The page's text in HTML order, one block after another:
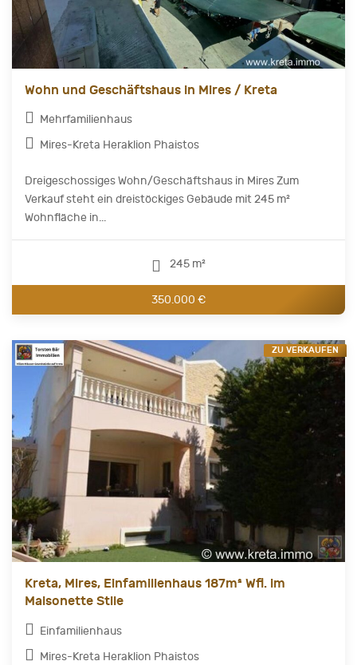
Wohn und Geschäftshaus in Mires / Kreta
Mehrfamilienhaus
Mires-Kreta Heraklion Phaistos
Dreigeschossiges Wohn/Geschäftshaus in Mires Zum
Verkauf steht ein dreistöckiges Gebäude mit 245 m²
Wohnfläche in...
245 m²
350.000 €
Kreta, Mires, Einfamilienhaus 187m² Wfl. im
Maisonette Stile
Einfamilienhaus
Mires-Kreta Heraklion Phaistos
ZU VERKAUFEN